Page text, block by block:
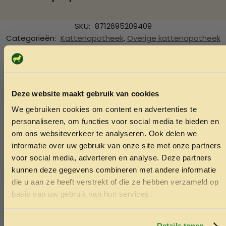
Deze website maakt gebruik van cookies
We gebruiken cookies om content en advertenties te
personaliseren, om functies voor social media te bieden en
om ons websiteverkeer te analyseren. Ook delen we
informatie over uw gebruik van onze site met onze partners
voor social media, adverteren en analyse. Deze partners
kunnen deze gegevens combineren met andere informatie
die u aan ze heeft verstrekt of die ze hebben verzameld op
basis van uw gebruik van hun services.
SKU: 8712695209409
Categorieën: Kattenapotheek, Overige kattenapotheek
Ook interessant
ONTVANG 5% KORTING OP
JE EERSTE BESTELLING!
Ontvang korting
Door je in te schrijven ga je akkoord met het ontvangen van